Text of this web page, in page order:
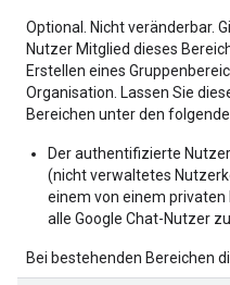
Optional. Nicht veränderbar.
Nutzer Mitglied dieses
Erstellen eines
Organisation. Lassen Sie
Bereichen unter den
Der authentifizierte
(nicht verwaltetes
einem von einem
alle Google Chat-Nutzer
Bei bestehenden Bereichen